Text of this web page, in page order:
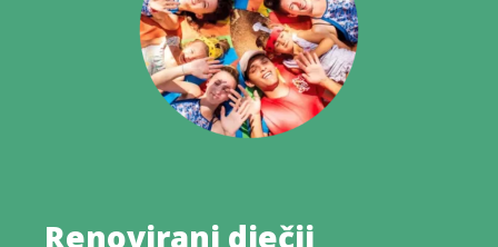
Renovirani dječji